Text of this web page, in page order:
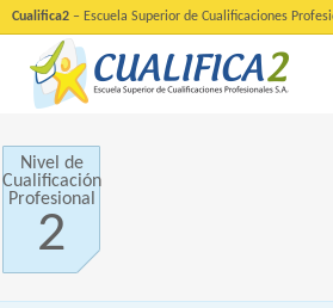
Cualifica2 – Escuela Superior de Cualificaciones
Nivel de
Cualificación
Profesional
2